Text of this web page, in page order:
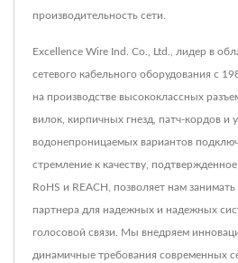
производительность сети.
Excellence Wire Ind. Co., Ltd., лидер в
сетевого кабельного оборудования с
на производстве высококлассных
вилок, кирпичных гнезд, патч-кордов и
водонепроницаемых вариантов
стремление к качеству, подтвержденное
RoHS и REACH, позволяет нам
партнера для надежных и надежных
голосовой связи. Мы внедряем
динамичные требования современных